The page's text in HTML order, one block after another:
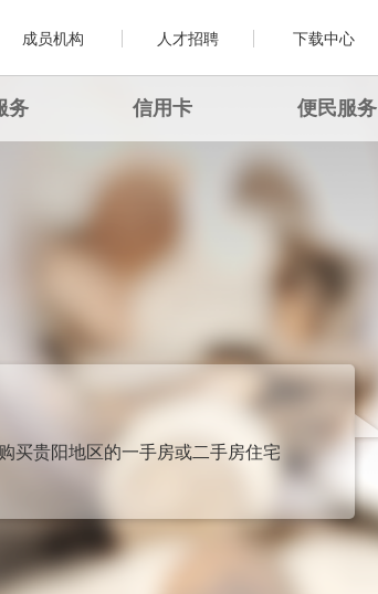
成员机构 人才招聘 下载中心
务 信用卡 便民服务
买贵阳地区的一手房或二手房住宅